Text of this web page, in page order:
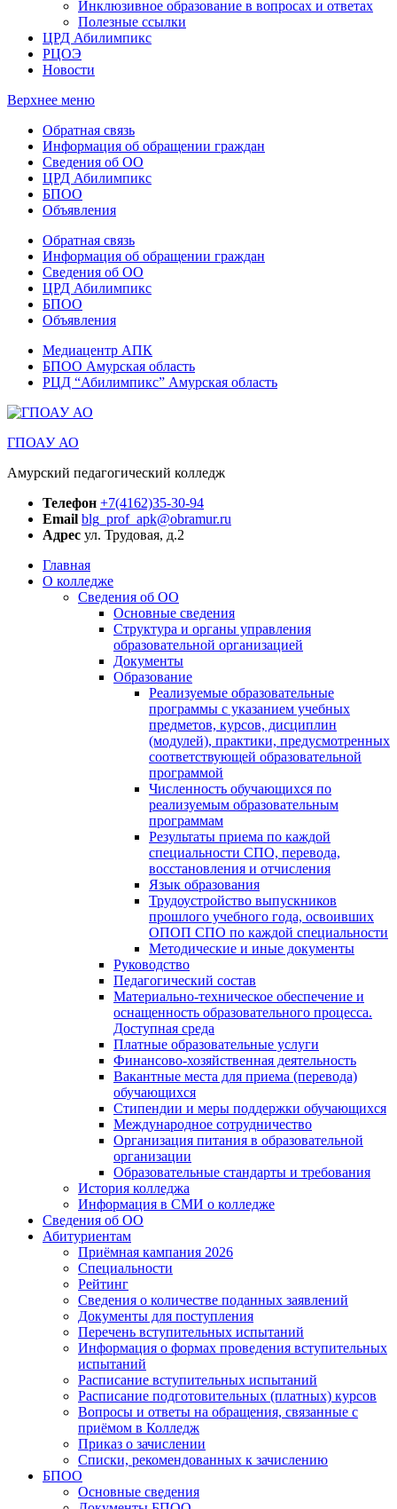
Инклюзивное образование в вопросах и ответах
Полезные ссылки
ЦРД Абилимпикс
РЦОЭ
Новости
Верхнее меню
Обратная связь
Информация об обращении граждан
Сведения об ОО
ЦРД Абилимпикс
БПОО
Объявления
Обратная связь
Информация об обращении граждан
Сведения об ОО
ЦРД Абилимпикс
БПОО
Объявления
Медиацентр АПК
БПОО Амурская область
РЦД “Абилимпикс” Амурская область
ГПОАУ АО
Амурский педагогический колледж
Телефон +7(4162)35-30-94
Email blg_prof_apk@obramur.ru
Адрес ул. Трудовая, д.2
Главная
О колледже
Сведения об ОО
Основные сведения
Структура и органы управления
образовательной организацией
Документы
Образование
Реализуемые образовательные
программы с указанием учебных
предметов, курсов, дисциплин
(модулей), практики, предусмотренных
соответствующей образовательной
программой
Численность обучающихся по
реализуемым образовательным
программам
Результаты приема по каждой
специальности СПО, перевода,
восстановления и отчисления
Язык образования
Трудоустройство выпускников
прошлого учебного года, освоивших
ОПОП СПО по каждой специальности
Методические и иные документы
Руководство
Педагогический состав
Материально-техническое обеспечение и
оснащенность образовательного процесса.
Доступная среда
Платные образовательные услуги
Финансово-хозяйственная деятельность
Вакантные места для приема (перевода)
обучающихся
Стипендии и меры поддержки обучающихся
Международное сотрудничество
Организация питания в образовательной
организации
Образовательные стандарты и требования
История колледжа
Информация в СМИ о колледже
Сведения об ОО
Абитуриентам
Приёмная кампания 2026
Специальности
Рейтинг
Сведения о количестве поданных заявлений
Документы для поступления
Перечень вступительных испытаний
Информация о формах проведения вступительных
испытаний
Расписание вступительных испытаний
Расписание подготовительных (платных) курсов
Вопросы и ответы на обращения, связанные с
приёмом в Колледж
Приказ о зачислении
Списки, рекомендованных к зачислению
БПОО
Основные сведения